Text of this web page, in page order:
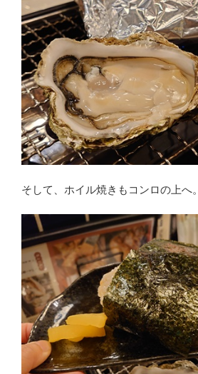
そして、ホイル焼きもコンロの上へ。